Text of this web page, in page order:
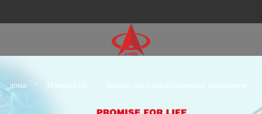
дома > Технология Баллон pta с лекарственным покрытием